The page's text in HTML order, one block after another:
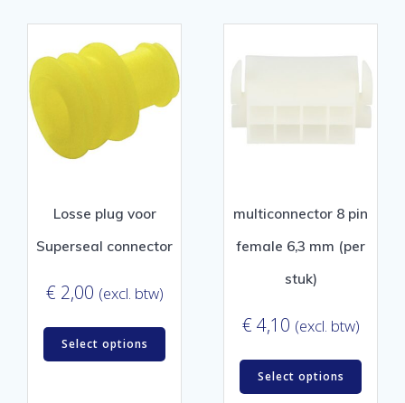
Losse plug voor
Superseal connector
€ 2,00 (excl. btw)
Select options
multiconnector 8 pin
female 6,3 mm (per
stuk)
€ 4,10 (excl. btw)
Select options